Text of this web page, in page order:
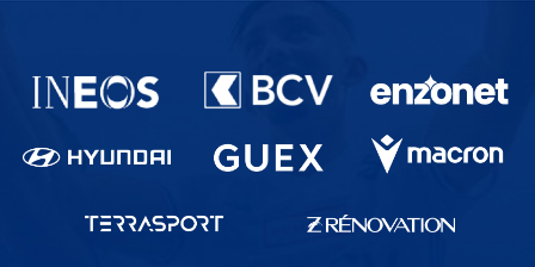
Partenaires du lausanne-Sport